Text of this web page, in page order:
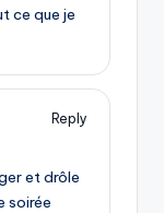
ce que je
Reply
et drôle
soirée